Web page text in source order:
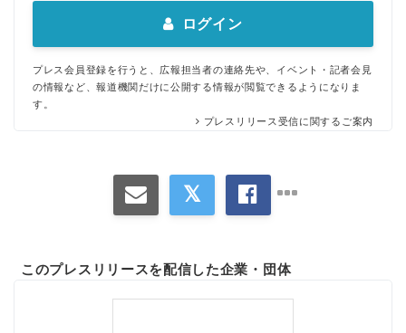
ログイン
プレス会員登録を行うと、広報担当者の連絡先や、イベント・記者会見
の情報など、報道機関だけに公開する情報が閲覧できるようになりま
す。
プレスリリース受信に関するご案内
このプレスリリースを配信した企業・団体